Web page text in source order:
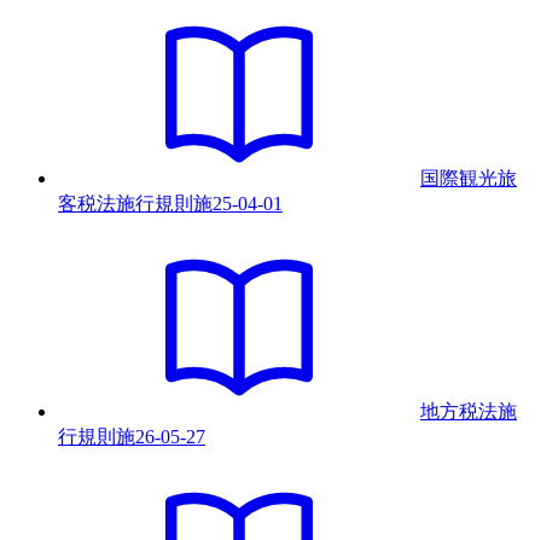
国際観光旅
客税法施行規則 施25-04-01
地方税法施
行規則 施26-05-27